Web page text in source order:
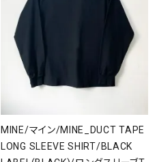
MINE/マイン/MINE_DUCT TAPE
LONG SLEEVE SHIRT/BLACK